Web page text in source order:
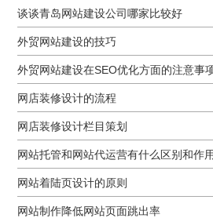
谈谈青岛网站建设公司哪家比较好
外贸网站建设的技巧
外贸网站建设在SEO优化方面的注意事
网店装修设计的流程
网店装修设计栏目策划
网站托管和网站代运营有什么区别和作用
网站着陆页设计的原则
网站制作降低网站页面跳出率